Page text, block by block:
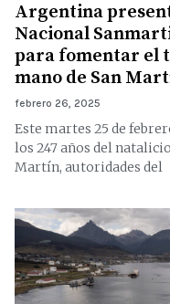
Argentina
Nacional
para fomentar el
mano de San
febrero 26, 2025
Este martes 25 de
los 247 años del
Martín, autoridades del